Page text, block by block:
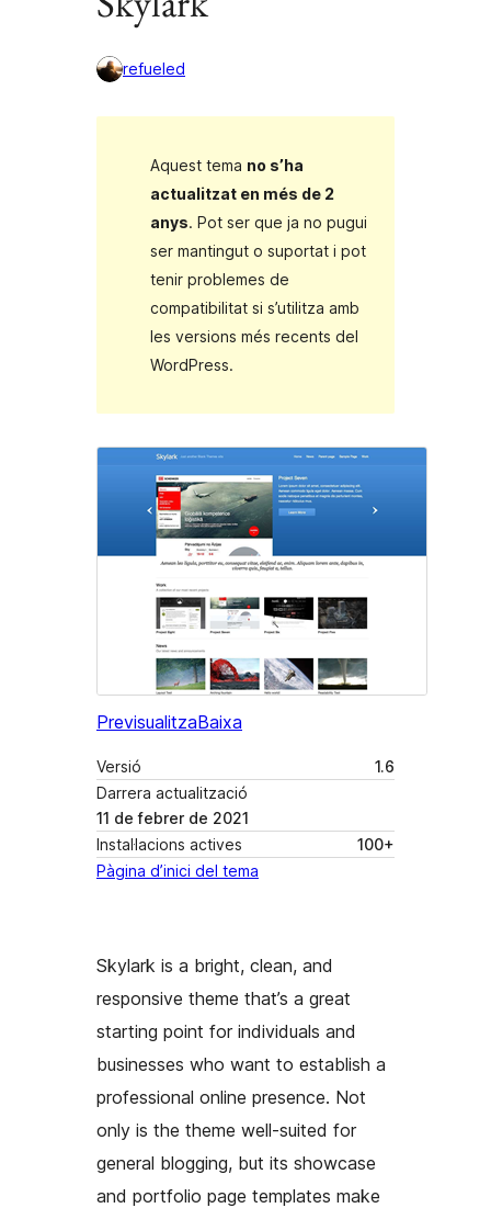
refueled
Aquest tema no s’ha
actualitzat en més de 2
anys. Pot ser que ja no pugui
ser mantingut o suportat i pot
tenir problemes de
compatibilitat si s’utilitza amb
les versions més recents del
WordPress.
PrevisualitzaBaixa
Versió
1.6
Darrera actualització
11 de febrer de 2021
Instal·lacions actives
100+
Pàgina d’inici del tema
Skylark is a bright, clean, and
responsive theme that’s a great
starting point for individuals and
businesses who want to establish a
professional online presence. Not
only is the theme well-suited for
general blogging, but its showcase
and portfolio page templates make